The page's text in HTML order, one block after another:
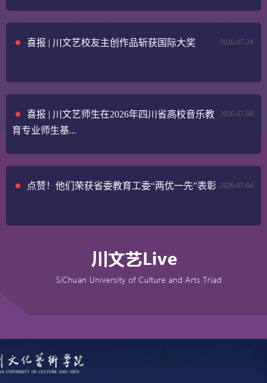
2026-07-24
喜报 | 川文艺校友主创作品斩获国际大奖
2026-07-08
喜报 | 川文艺师生在2026年四川省高校音乐教
育专业师生基...
2026-07-04
点赞！他们荣获省委教育工委“两优一先”表彰